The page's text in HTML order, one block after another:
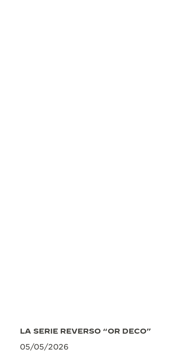
LA SERIE REVERSO “OR DECO”
05/05/2026